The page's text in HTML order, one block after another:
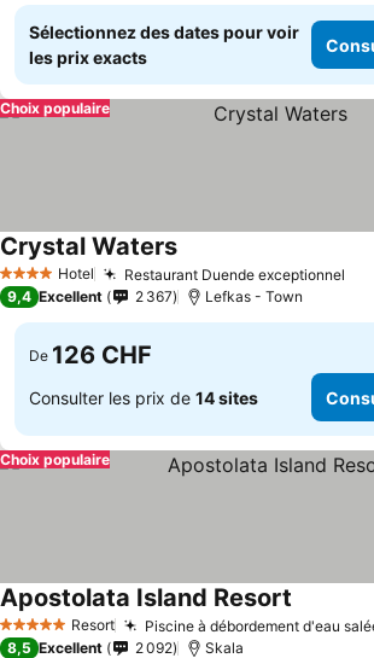
Sélectionnez des dates pour voir
les prix exacts
Choix populaire
4 Étoiles Hotel Restaurant Duende exceptionnel
Crystal Waters
9,4 Excellent 2 367 Lefkas - Town
De 126 CHF
Consulter les prix de 14 sites
Choix populaire
5 Étoiles Resort Piscine à débordement d'eau
Apostolata Island Resort
8,5 Excellent 2 092 Skala